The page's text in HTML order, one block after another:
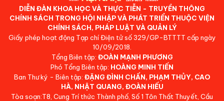
DIỄN ĐÀN KHOA HỌC VÀ THỰC TIỄN - TRUYỀN THÔNG
CHÍNH SÁCH TRONG HỘI NHẬP VÀ PHÁT TRIỂN THUỘC VIỆN
CHÍNH SÁCH, PHÁP LUẬT VÀ QUẢN LÝ
Giấy phép hoạt động Tạp chí Điện tử số 329/GP-BTTTT cấp ngày
10/09/2018.
Tổng Biên tập: ĐOÀN MẠNH PHƯƠNG
Phó Tổng Biên tập: HOÀNG MINH TIẾN
Ban Thư ký - Biên tập: ĐẶNG ĐÌNH CHẤN, PHẠM THỦY, CAO
HÀ, NHẬT QUANG, ĐOÀN HIẾU
Tòa soạn:T8, Cung Trí thức Thành phố, Số 1 Tôn Thất Thuyết, Cầu